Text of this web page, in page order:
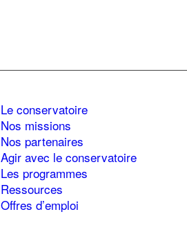
Le conservatoire
Nos missions
Nos partenaires
Agir avec le conservatoire
Les programmes
Ressources
Offres d’emploi